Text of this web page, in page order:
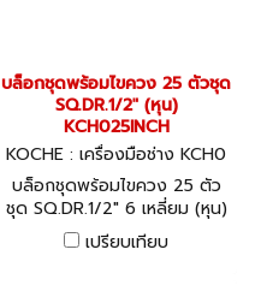
บล็อกชุดพร้อมไขควง 25 ตัวชุด
SQ.DR.1/2" (หุน)
KCH025INCH
KOCHE : เครื่องมือช่าง KCH0
25INCH
บล็อกชุดพร้อมไขควง 25 ตัว
ชุด SQ.DR.1/2" 6 เหลี่ยม (หุน)
รุ่น KCH025INCH
เปรียบเทียบ